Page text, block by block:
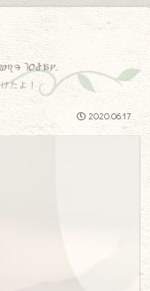
today.
たよ！
2020.06.17